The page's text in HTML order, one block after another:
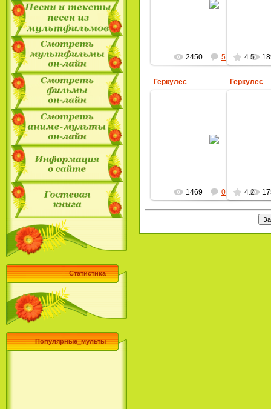
Статистика
Популярные_мульты
2450 5 4.5
Геркулес
1469 0 4.2
Геркулес